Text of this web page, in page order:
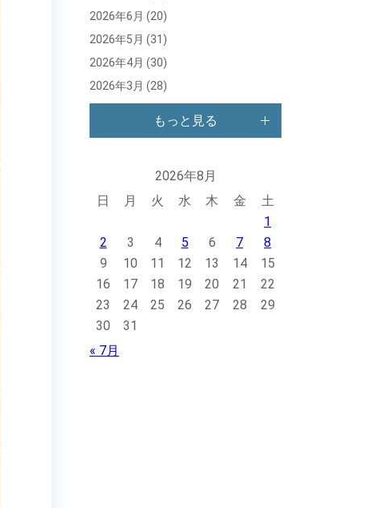
2026年6月 (20)
2026年5月 (31)
2026年4月 (30)
2026年3月 (28)
もっと見る
2026年8月
日
月 火 水 木 金
土
1
2
3 4 5 6 7
8
9
10 11 12 13 14
15
16
17 18 19 20 21
22
23
24 25 26 27 28
29
30
31
« 7月